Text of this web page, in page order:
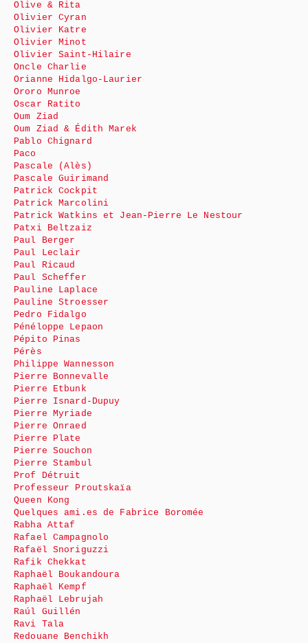
Olive & Rita
Olivier Cyran
Olivier Katre
Olivier Minot
Olivier Saint-Hilaire
Oncle Charlie
Orianne Hidalgo-Laurier
Ororo Munroe
Oscar Ratito
Oum Ziad
Oum Ziad & Édith Marek
Pablo Chignard
Paco
Pascale (Alès)
Pascale Guirimand
Patrick Cockpit
Patrick Marcolini
Patrick Watkins et Jean-Pierre Le Nestour
Patxi Beltzaiz
Paul Berger
Paul Leclair
Paul Ricaud
Paul Scheffer
Pauline Laplace
Pauline Stroesser
Pedro Fidalgo
Pénéloppe Lepaon
Pépito Pinas
Pérès
Philippe Wannesson
Pierre Bonnevalle
Pierre Etbunk
Pierre Isnard-Dupuy
Pierre Myriade
Pierre Onraed
Pierre Plate
Pierre Souchon
Pierre Stambul
Prof Détruit
Professeur Proutskaïa
Queen Kong
Quelques ami.es de Fabrice Boromée
Rabha Attaf
Rafael Campagnolo
Rafaël Snoriguzzi
Rafik Chekkat
Raphaël Boukandoura
Raphaël Kempf
Raphaël Lebrujah
Raúl Guillén
Ravi Tala
Redouane Benchikh